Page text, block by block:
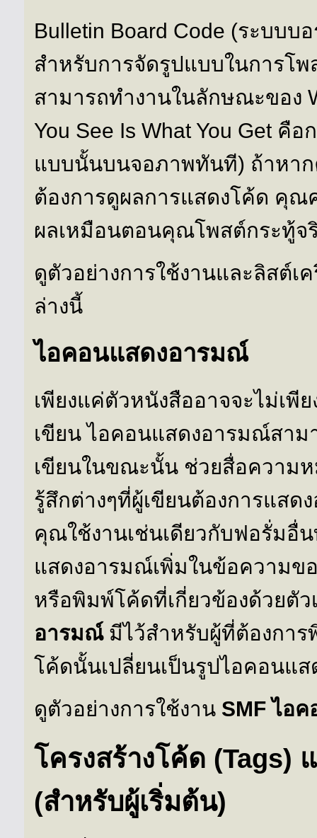
Bulletin Board Code (ระบบบ
สำหรับการจัดรูปแบบในการโ
สามารถทำงานในลักษณะของ
You See Is What You Get คื
แบบนั้นบนจอภาพทันที) ถ้าหา
ต้องการดูผลการแสดงโค้ด คุณ
ผลเหมือนตอนคุณโพสต์กระทู้จ
ดูตัวอย่างการใช้งานและลิสต์เ
ล่างนี้
ไอคอนแสดงอารมณ์
เพียงแค่ตัวหนังสืออาจจะไม่เพี
เขียน ไอคอนแสดงอารมณ์สาม
เขียนในขณะนั้น ช่วยสื่อความห
รู้สึกต่างๆที่ผู้เขียนต้องการแสด
คุณใช้งานเช่นเดียวกับฟอรั่มอื่
แสดงอารมณ์เพิ่มในข้อความข
หรือพิมพ์โค้ดที่เกี่ยวข้องด้วยตัว
อารมณ์มีไว้สำหรับผู้ที่ต้องการ
โค้ดนั้นเปลี่ยนเป็นรูปไอคอนแ
ดูตัวอย่างการใช้งาน SMF ไอ
โครงสร้างโค้ด (Tags)
(สำหรับผู้เริ่มต้น)